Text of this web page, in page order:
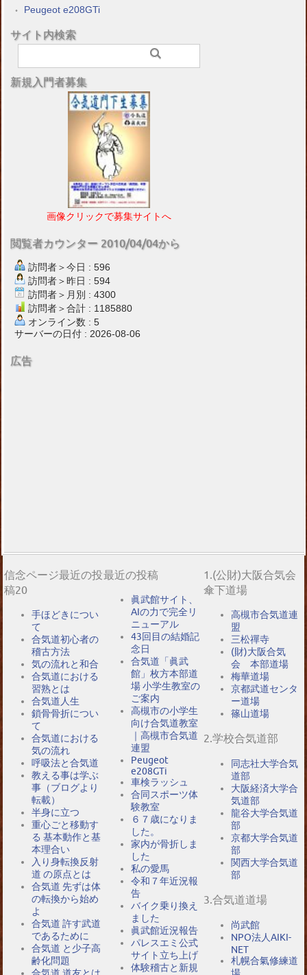
Peugeot e208GTi
サイト内検索
新規入門者募集
画像クリックで募集サイトへ
閲覧者カウンター 2010/04/04から
訪問者＞今日 : 596
訪問者＞昨日 : 594
訪問者＞月別 : 4300
訪問者＞合計 : 1185880
オンライン数 : 5
サーバーの日付 : 2026-08-06
広告
信念ページ最近の投
稿20
手ほどきについ
て
合気道初心者の
稽古方法
気の流れと和合
合気道における
習熟とは
合気道人生
鎖骨骨折につい
て
合気道における
気の流れ
呼吸法と合気道
教える事は学ぶ
事（ブログより
転載）
半身に立つ
重心ごと移動す
る 基本動作と基
本理合い
入り身転換反射
道 の原点とは
合気道 先ずは体
の転換から始め
よ
合気道 許す武道
であるために
合気道 と少子高
齢化問題
最近の投稿
眞武館サイト、
AIの力で完全リ
ニューアル
43回目の結婚記
念日
合気道「眞武
館」枚方本部道
場 小学生教室の
ご案内
高槻市の小学生
向け合気道教室
｜高槻市合気道
連盟
Peugeot
e208GTi
車検ラッシュ
合同スポーツ体
験教室
６７歳になりま
した。
家内が骨折しま
した
私の愛馬
令和７年近況報
告
バイク乗り換え
ました
眞武館近況報告
パレスエミ公式
サイト立ち上げ
体験稽古と新規
1.(公財)大阪合気会
傘下道場
高槻市合気道連
盟
三松禪寺
(財)大阪合気
会 本部道場
梅華道場
京都武道センタ
ー道場
篠山道場
2.学校合気道部
同志社大学合気
道部
大阪経済大学合
気道部
龍谷大学合気道
部
京都大学合気道
部
関西大学合気道
部
3.合気道道場
尚武館
NPO法人AIKI-
NET
札幌合氣修練道
場